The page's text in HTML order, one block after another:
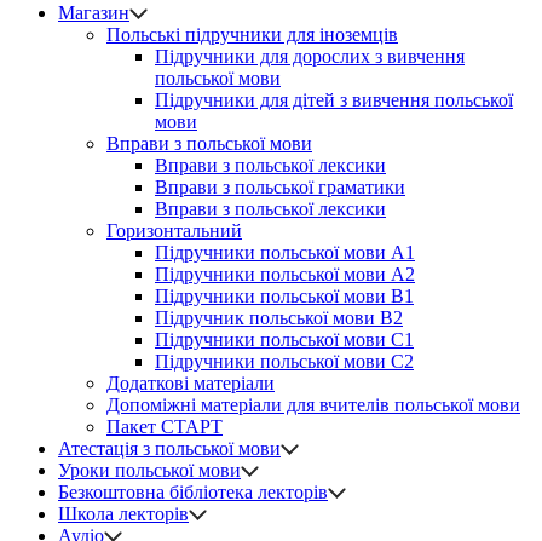
Магазин
Польські підручники для іноземців
Підручники для дорослих з вивчення
польської мови
Підручники для дітей з вивчення польської
мови
Вправи з польської мови
Вправи з польської лексики
Вправи з польської граматики
Вправи з польської лексики
Горизонтальний
Підручники польської мови А1
Підручники польської мови А2
Підручники польської мови B1
Підручник польської мови B2
Підручники польської мови C1
Підручники польської мови C2
Додаткові матеріали
Допоміжні матеріали для вчителів польської мови
Пакет СТАРТ
Атестація з польської мови
Уроки польської мови
Безкоштовна бібліотека лекторів
Школа лекторів
Аудіо